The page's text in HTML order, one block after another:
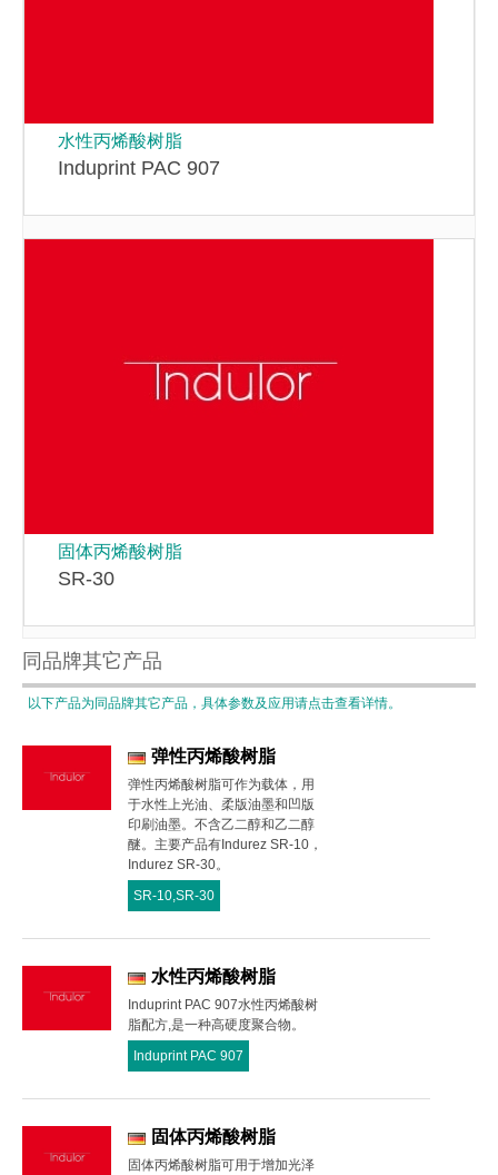
水性丙烯酸树脂
Induprint PAC 907
固体丙烯酸树脂
SR-30
同品牌其它产品
以下产品为同品牌其它产品，具体参数及应用请点击查看详情。
弹性丙烯酸树脂
弹性丙烯酸树脂可作为载体，用
于水性上光油、柔版油墨和凹版
印刷油墨。不含乙二醇和乙二醇
醚。主要产品有Indurez SR-10，
Indurez SR-30。
SR-10,SR-30
水性丙烯酸树脂
Induprint PAC 907水性丙烯酸树
脂配方,是一种高硬度聚合物。
Induprint PAC 907
固体丙烯酸树脂
固体丙烯酸树脂可用于增加光泽